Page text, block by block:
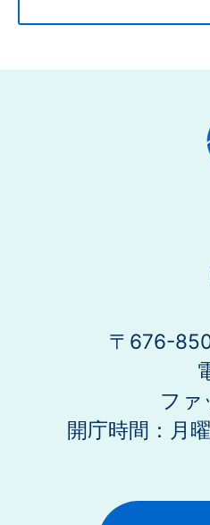
〒676-
ファ
開庁時間：月